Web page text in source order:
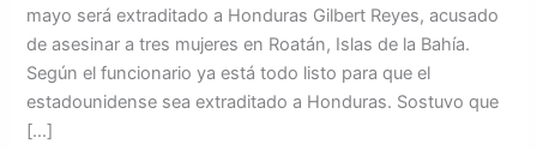
mayo será extraditado a Honduras Gilbert Reyes, acusado
de asesinar a tres mujeres en Roatán, Islas de la Bahía.
Según el funcionario ya está todo listo para que el
estadounidense sea extraditado a Honduras. Sostuvo que
[…]